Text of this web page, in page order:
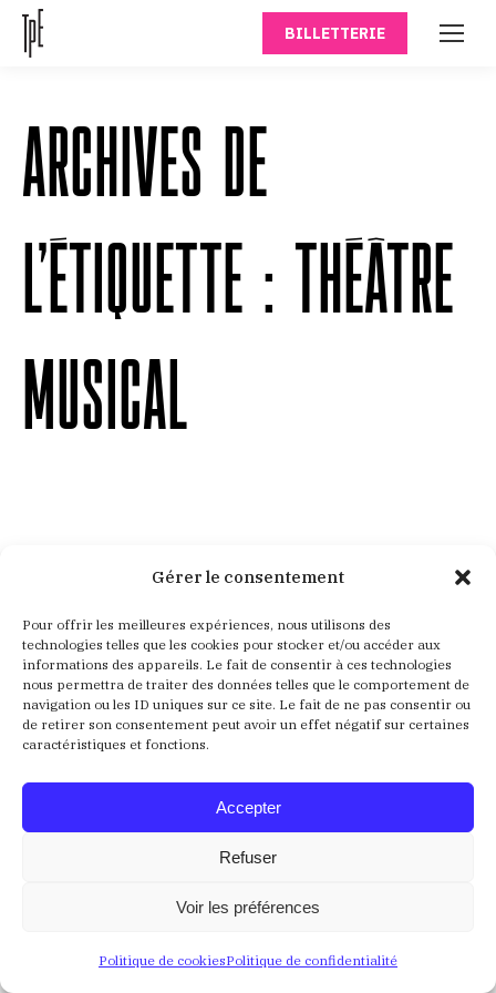
Gérer le consentement
Pour offrir les meilleures expériences, nous utilisons des
technologies telles que les cookies pour stocker et/ou accéder aux
informations des appareils. Le fait de consentir à ces technologies
nous permettra de traiter des données telles que le comportement de
navigation ou les ID uniques sur ce site. Le fait de ne pas consentir ou
de retirer son consentement peut avoir un effet négatif sur certaines
caractéristiques et fonctions.
Accepter
Refuser
Voir les préférences
Politique de cookiesPolitique de confidentialité
BILLETTERIE
ARCHIVES DE
L’ÉTIQUETTE :THÉÂTRE
MUSICAL
Aucun résultat
Nous ne trouvons pas ce que vous cherchez. La barre
de recherche pourrait vous être utile
Recherche
:
Mentions LégalesPolitique de confidentialité